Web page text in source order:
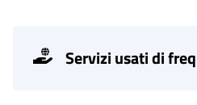
Servizi usati di